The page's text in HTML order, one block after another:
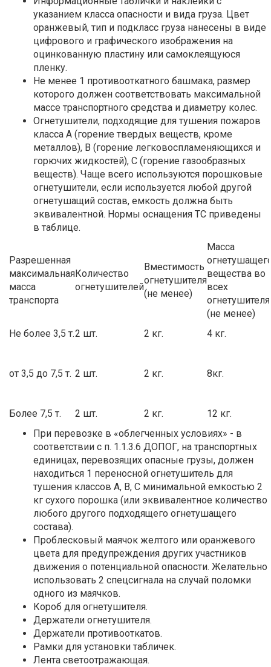
указанием класса опасности и вида груза. Цвет
оранжевый, тип и подкласс груза нанесены в виде
цифрового и графического изображения на
оцинкованную пластину или самоклеящуюся
пленку.
Не менее 1 противооткатного башмака, размер
которого должен соответствовать максимальной
массе транспортного средства и диаметру колес.
Огнетушители, подходящие для тушения пожаров
класса А (горение твердых веществ, кроме
металлов), В (горение легковоспламеняющихся и
горючих жидкостей), С (горение газообразных
веществ). Чаще всего используются порошковые
огнетушители, если используется любой другой
огнетушащий состав, емкость должна быть
эквивалентной. Нормы оснащения ТС приведены
в таблице.
Разрешенная
максимальная
масса
транспорта
Количество
огнетушителей
Вместимость
огнетушителя
(не менее)
Масса
вещества во
всех
(не менее)
Не более 3,5 т.2 шт. 2 кг. 4 кг.
от 3,5 до 7,5 т. 2 шт. 2 кг. 8кг.
Более 7,5 т. 2 шт. 2 кг.
12 кг.
При перевозке в «облегченных условиях» - в
соответствии с п. 1.1.3.6 ДОПОГ, на транспортных
единицах, перевозящих опасные грузы, должен
находиться 1 переносной огнетушитель для
тушения классов А, В, С минимальной емкостью 2
кг сухого порошка (или эквивалентное количество
любого другого подходящего огнетушащего
состава).
Проблесковый маячок желтого или оранжевого
цвета для предупреждения других участников
движения о потенциальной опасности. Желательно
использовать 2 спецсигнала на случай поломки
одного из маячков.
Короб для огнетушителя.
Держатели огнетушителя.
Держатели противооткатов.
Рамки для установки табличек.
Лента светоотражающая.